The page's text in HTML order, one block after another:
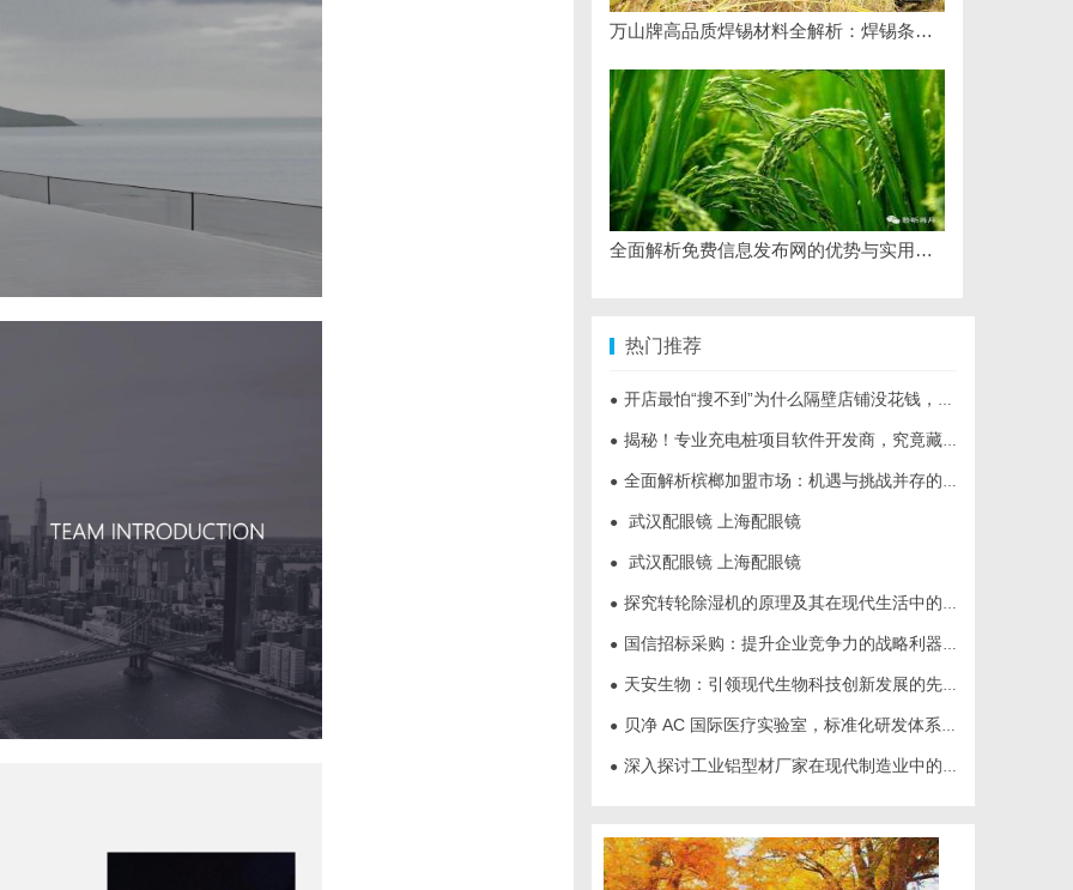
万山牌高品质焊锡材料全解析：焊锡条、焊锡球与无铅焊锡丝的应用与优势
全面解析免费信息发布网的优势与实用指南
热门推荐
● 开店最怕“搜不到”为什么隔壁店铺没花钱，ai却天天给他免费派单？
● 揭秘！专业充电桩项目软件开发商，究竟藏着哪些行业秘诀？
● 全面解析槟榔加盟市场：机遇与挑战并存的致富之路
● 武汉配眼镜 上海配眼镜
● 武汉配眼镜 上海配眼镜
● 探究转轮除湿机的原理及其在现代生活中的应用优势
● 国信招标采购：提升企业竞争力的战略利器解析
● 天安生物：引领现代生物科技创新发展的先锋企业
● 贝净 AC 国际医疗实验室，标准化研发体系全解析
● 深入探讨工业铝型材厂家在现代制造业中的重要角色与发展趋势